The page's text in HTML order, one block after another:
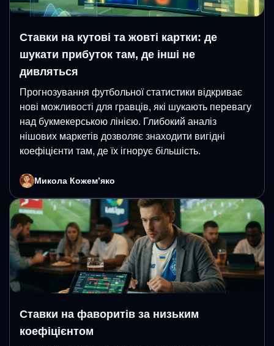
Ставки на кутові та жовті картки: де
шукати прибуток там, де інші не
дивляться
Прогнозування футбольної статистики відкриває
нові можливості для гравців, які шукають перевагу
над букмекерською лінією. Глибокий аналіз
нішових маркетів дозволяє знаходити вигідні
коефіцієнти там, де їх ігнорує більшість.
Микола Кожемʼяко
Ставки на фаворитів за низьким
коефіцієнтом